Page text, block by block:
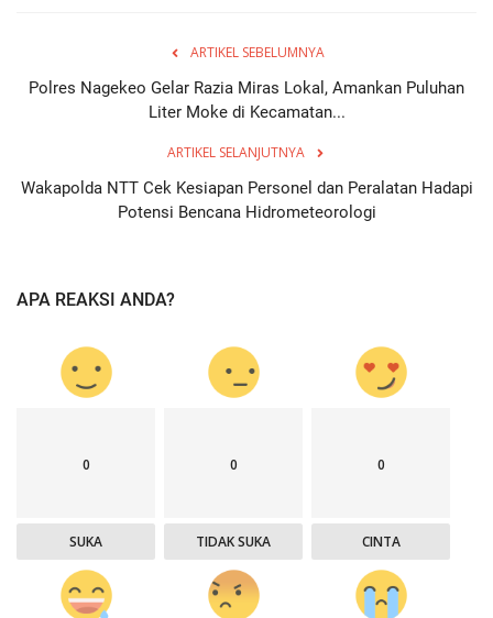
ARTIKEL SEBELUMNYA
Polres Nagekeo Gelar Razia Miras Lokal, Amankan Puluhan
Liter Moke di Kecamatan...
ARTIKEL SELANJUTNYA
Wakapolda NTT Cek Kesiapan Personel dan Peralatan Hadapi
Potensi Bencana Hidrometeorologi
APA REAKSI ANDA?
0
SUKA
0
TIDAK SUKA
0
CINTA